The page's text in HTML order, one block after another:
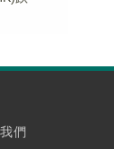
們